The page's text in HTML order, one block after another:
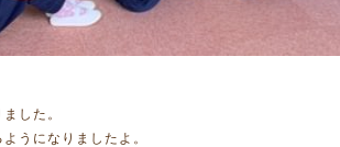
した。
うになりましたよ。